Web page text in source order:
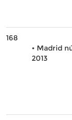
168
• Madrid
2013